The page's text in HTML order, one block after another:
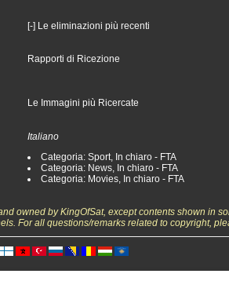
[-] Le eliminazioni più recenti
Rapporti di Ricezione
Le Immagini più Ricercate
Italiano
Categoria: Sport, In chiaro - FTA
Categoria: News, In chiaro - FTA
Categoria: Movies, In chiaro - FTA
owned by KingOfSat, except contents shown in
For all questions/remarks related to copyright,